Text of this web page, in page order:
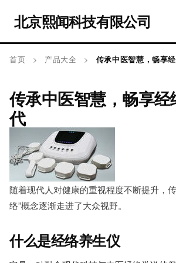
北京熙闻科技有限公司
首页 > 产品大全 > 传承中医智慧，畅享
传承中医智慧，畅享
代
随着现代人对健康的重视程度不断提升，
络”概念逐渐走进了大众视野。
什么是经络养生仪